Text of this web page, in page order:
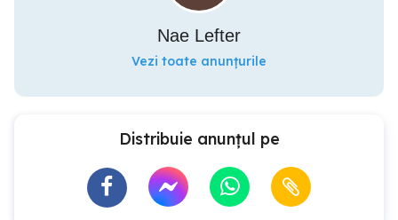
Nae Lefter
Vezi toate anunțurile
Distribuie anunțul pe